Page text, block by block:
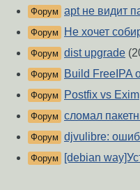
Форум apt не видит
Форум Не хочет
Форум dist upgrade
Форум Build FreeIPA
Форум Postfix vs Exim
Форум сломал
Форум djvulibre:
Форум [debian